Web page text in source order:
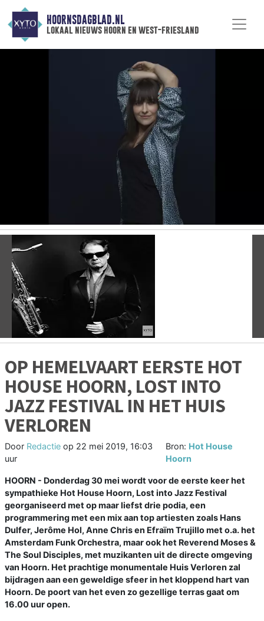
HOORNSDAGBLAD.NL
lokaal nieuws hoorn en west-friesland
Vorige
OP HEMELVAART EERSTE HOT
HOUSE HOORN, LOST INTO
JAZZ FESTIVAL IN HET HUIS
VERLOREN
Door Redactie op 22 mei 2019, 16:03
uur
Bron: Hot House
Hoorn
HOORN - Donderdag 30 mei wordt voor de eerste keer het
sympathieke Hot House Hoorn, Lost into Jazz Festival
georganiseerd met op maar liefst drie podia, een
programmering met een mix aan top artiesten zoals Hans
Dulfer, Jerôme Hol, Anne Chris en Efraïm Trujillo met o.a. het
Amsterdam Funk Orchestra, maar ook het Reverend Moses &
The Soul Disciples, met muzikanten uit de directe omgeving
van Hoorn. Het prachtige monumentale Huis Verloren zal
bijdragen aan een geweldige sfeer in het kloppend hart van
Hoorn. De poort van het even zo gezellige terras gaat om
16.00 uur open.